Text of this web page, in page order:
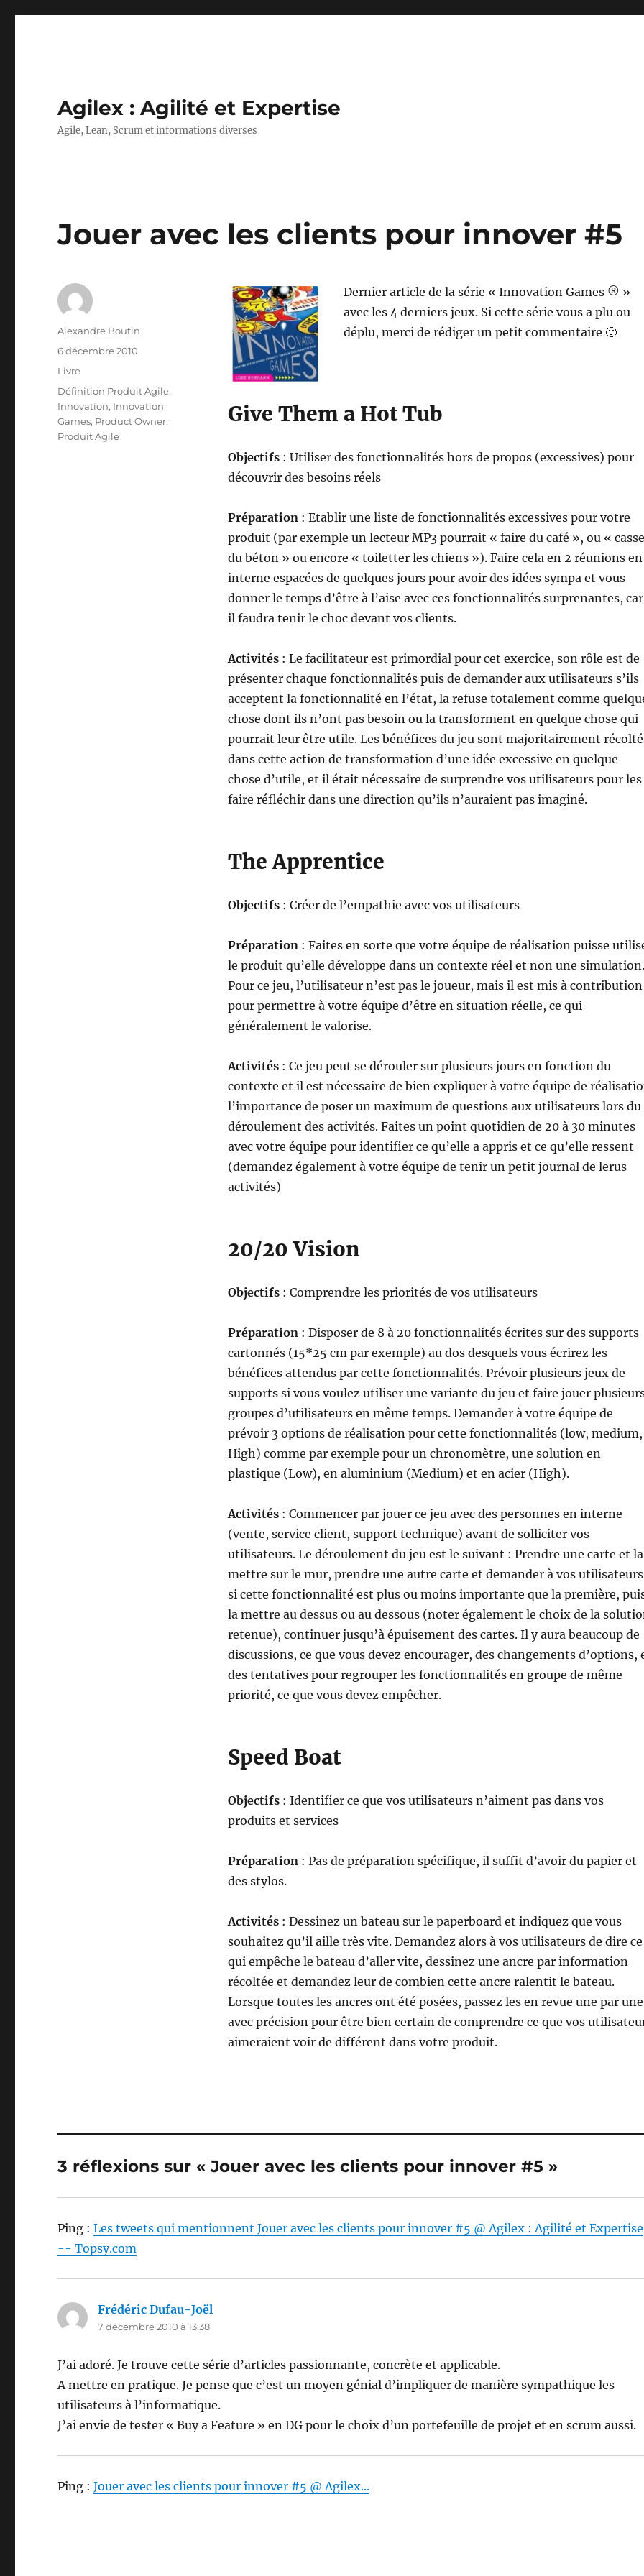
Agilex : Agilité et Expertise
Agile, Lean, Scrum et informations diverses
Jouer avec les clients pour innover #5
Dernier article de la série « Innovation Games ® »
avec les 4 derniers jeux. Si cette série vous a plu ou
déplu, merci de rédiger un petit commentaire 🙂
Give Them a Hot Tub
Objectifs : Utiliser des fonctionnalités hors de propos (excessives) pour
découvrir des besoins réels
Préparation : Etablir une liste de fonctionnalités excessives pour votre
produit (par exemple un lecteur MP3 pourrait « faire du café », ou «
du béton » ou encore « toiletter les chiens »). Faire cela en 2 réunions en
interne espacées de quelques jours pour avoir des idées sympa et vous
donner le temps d’être à l’aise avec ces fonctionnalités surprenantes, car
il faudra tenir le choc devant vos clients.
Activités : Le facilitateur est primordial pour cet exercice, son rôle est de
présenter chaque fonctionnalités puis de demander aux utilisateurs s’ils
acceptent la fonctionnalité en l’état, la refuse totalement comme
chose dont ils n’ont pas besoin ou la transforment en quelque chose qui
pourrait leur être utile. Les bénéfices du jeu sont majoritairement
dans cette action de transformation d’une idée excessive en quelque
chose d’utile, et il était nécessaire de surprendre vos utilisateurs pour les
faire réfléchir dans une direction qu’ils n’auraient pas imaginé.
The Apprentice
Objectifs : Créer de l’empathie avec vos utilisateurs
Préparation : Faites en sorte que votre équipe de réalisation puisse
le produit qu’elle développe dans un contexte réel et non une simulation.
Pour ce jeu, l’utilisateur n’est pas le joueur, mais il est mis à contribution
pour permettre à votre équipe d’être en situation réelle, ce qui
généralement le valorise.
Activités : Ce jeu peut se dérouler sur plusieurs jours en fonction du
contexte et il est nécessaire de bien expliquer à votre équipe de
l’importance de poser un maximum de questions aux utilisateurs lors du
déroulement des activités. Faites un point quotidien de 20 à 30 minutes
avec votre équipe pour identifier ce qu’elle a appris et ce qu’elle ressent
(demandez également à votre équipe de tenir un petit journal de lerus
activités)
20/20 Vision
Objectifs : Comprendre les priorités de vos utilisateurs
Préparation : Disposer de 8 à 20 fonctionnalités écrites sur des supports
cartonnés (15*25 cm par exemple) au dos desquels vous écrirez les
bénéfices attendus par cette fonctionnalités. Prévoir plusieurs jeux de
supports si vous voulez utiliser une variante du jeu et faire jouer
groupes d’utilisateurs en même temps. Demander à votre équipe de
prévoir 3 options de réalisation pour cette fonctionnalités (low, medium,
High) comme par exemple pour un chronomètre, une solution en
plastique (Low), en aluminium (Medium) et en acier (High).
Activités : Commencer par jouer ce jeu avec des personnes en interne
(vente, service client, support technique) avant de solliciter vos
utilisateurs. Le déroulement du jeu est le suivant : Prendre une carte et la
mettre sur le mur, prendre une autre carte et demander à vos utilisateurs
si cette fonctionnalité est plus ou moins importante que la première,
la mettre au dessus ou au dessous (noter également le choix de la
retenue), continuer jusqu’à épuisement des cartes. Il y aura beaucoup de
discussions, ce que vous devez encourager, des changements d’options,
des tentatives pour regrouper les fonctionnalités en groupe de même
priorité, ce que vous devez empêcher.
Speed Boat
Objectifs : Identifier ce que vos utilisateurs n’aiment pas dans vos
produits et services
Préparation : Pas de préparation spécifique, il suffit d’avoir du papier et
des stylos.
Activités : Dessinez un bateau sur le paperboard et indiquez que vous
souhaitez qu’il aille très vite. Demandez alors à vos utilisateurs de dire ce
qui empêche le bateau d’aller vite, dessinez une ancre par information
récoltée et demandez leur de combien cette ancre ralentit le bateau.
Lorsque toutes les ancres ont été posées, passez les en revue une par une
avec précision pour être bien certain de comprendre ce que vos
aimeraient voir de différent dans votre produit.
Auteur
Alexandre Boutin
Publié
le
6 décembre 2010
Catégories
Livre
Étiquettes
Définition Produit Agile,
Innovation, Innovation
Games, Product Owner,
Produit Agile
3 réflexions sur « Jouer avec les clients pour innover #5 »
Ping :Les tweets qui mentionnent Jouer avec les clients pour innover #5 @ Agilex : Agilité et Expertise
-- Topsy.com
Frédéric Dufau-Joël
7 décembre 2010 à 13:38
J’ai adoré. Je trouve cette série d’articles passionnante, concrète et applicable.
A mettre en pratique. Je pense que c’est un moyen génial d’impliquer de manière sympathique les
utilisateurs à l’informatique.
J’ai envie de tester « Buy a Feature » en DG pour le choix d’un portefeuille de projet et en scrum aussi.
Ping :Jouer avec les clients pour innover #5 @ Agilex...